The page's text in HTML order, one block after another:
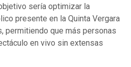
sería optimizar la
presente en la Quinta Vergara
permitiendo que más personas
en vivo sin extensas